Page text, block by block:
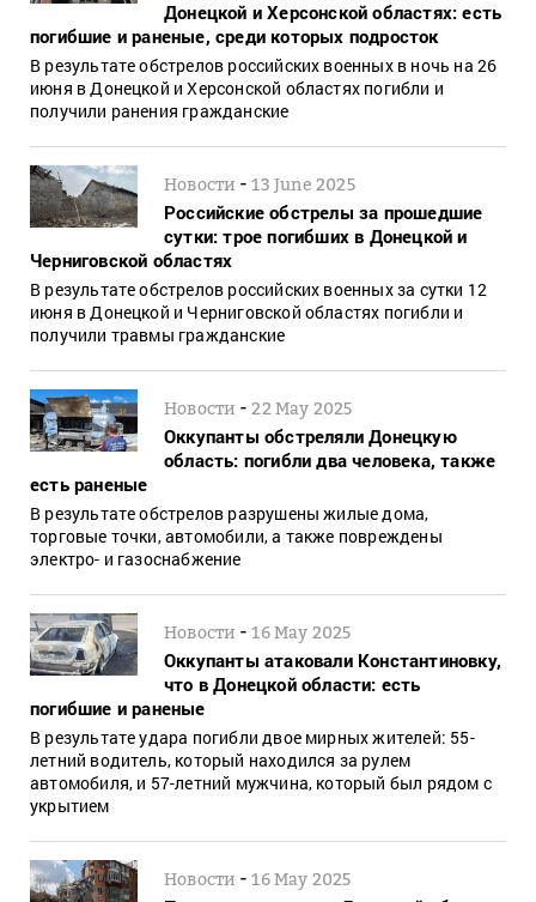
Донецкой и Херсонской областях: есть
погибшие и раненые, среди которых подросток
В результате обстрелов российских военных в ночь на 26
июня в Донецкой и Херсонской областях погибли и
получили ранения гражданские
Новости -13 June 2025
Российские обстрелы за прошедшие
сутки: трое погибших в Донецкой и
Черниговской областях
В результате обстрелов российских военных за сутки 12
июня в Донецкой и Черниговской областях погибли и
получили травмы гражданские
Новости -22 May 2025
Оккупанты обстреляли Донецкую
область: погибли два человека, также
есть раненые
В результате обстрелов разрушены жилые дома,
торговые точки, автомобили, а также повреждены
электро- и газоснабжение
Новости -16 May 2025
Оккупанты атаковали Константиновку,
что в Донецкой области: есть
погибшие и раненые
В результате удара погибли двое мирных жителей: 55-
летний водитель, который находился за рулем
автомобиля, и 57-летний мужчина, который был рядом с
укрытием
Новости -16 May 2025